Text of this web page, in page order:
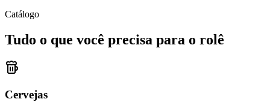
Catálogo
Tudo o que você precisa para o rolê
Cervejas